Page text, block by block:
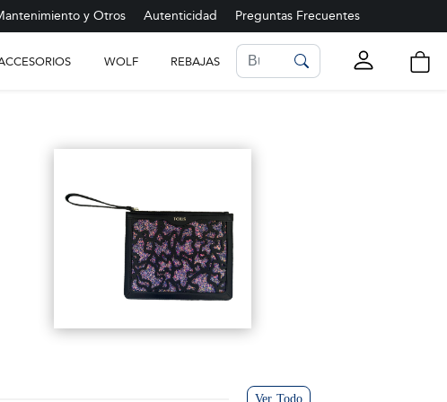
y Otros Autenticidad Preguntas Frecuentes
WOLF REBAJAS
Ver Todo
LISTA DE FAVORITOS